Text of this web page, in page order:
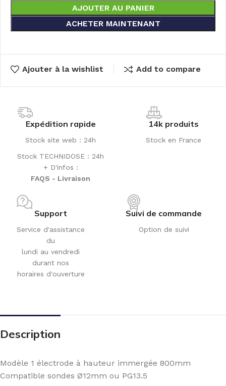
AJOUTER AU PANIER
ACHETER MAINTENANT
Ajouter à la wishlist Add to compare
Expédition rapide
Stock site web : 24h
Stock TECHNIDOSE : 24h
+ D'infos :
FAQS - Livraison
14k produits
Stock en France
Support
Service d'assistance
du
lundi au vendredi
durant nos
horaires d'ouverture
Suivi de commande
Option de suivi
Description
Modèle 1 électrode à hauteur immergée 800mm
Compatible sondes Ø12mm ou PG13.5